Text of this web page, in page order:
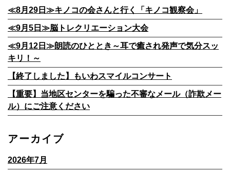
≪8月29日≫キノコの会さんと行く「キノコ観察会」
≪9月5日≫脳トレクリエーション大会
≪9月12日≫朗読のひととき～耳で癒され発声で気分スッ
キリ！～
【終了しました】もいわスマイルコンサート
【重要】当地区センターを騙った不審なメール（詐欺メー
ル）にご注意ください
アーカイブ
2026年7月